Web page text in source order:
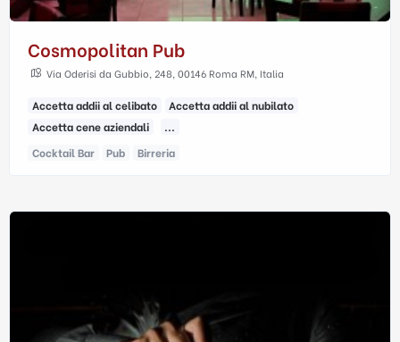
Cosmopolitan Pub
Via Oderisi da Gubbio, 248, 00146 Roma RM, Italia
Accetta addii al celibato
Accetta addii al nubilato
Accetta cene aziendali
...
Cocktail Bar
Pub Birreria